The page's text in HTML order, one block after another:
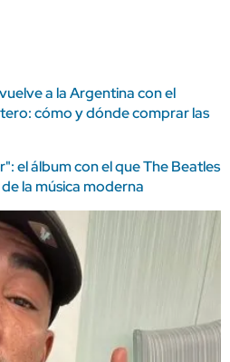
a la Argentina con el
cómo y dónde comprar las
el álbum con el que The Beatles
la música moderna